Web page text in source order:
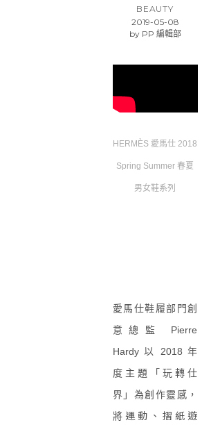
BEAUTY
2019-05-08
byPP 編輯部
HERMÈS 愛馬仕 2018
Spring Summer 春夏
男女鞋系列
愛馬仕鞋履部門創
意總監 Pierre
Hardy 以 2018年
度主題「玩轉仕
界」為創作靈感，
將 運動、摺紙遊